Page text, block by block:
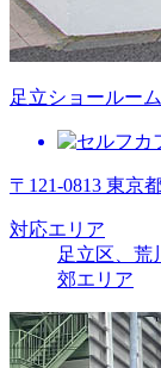
足立ショールーム
〒121-0813 東京
対応エリア
足立区、荒
郊エリア